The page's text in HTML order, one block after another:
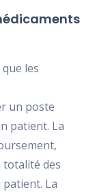
les
un poste
patient. La
totalité des
La